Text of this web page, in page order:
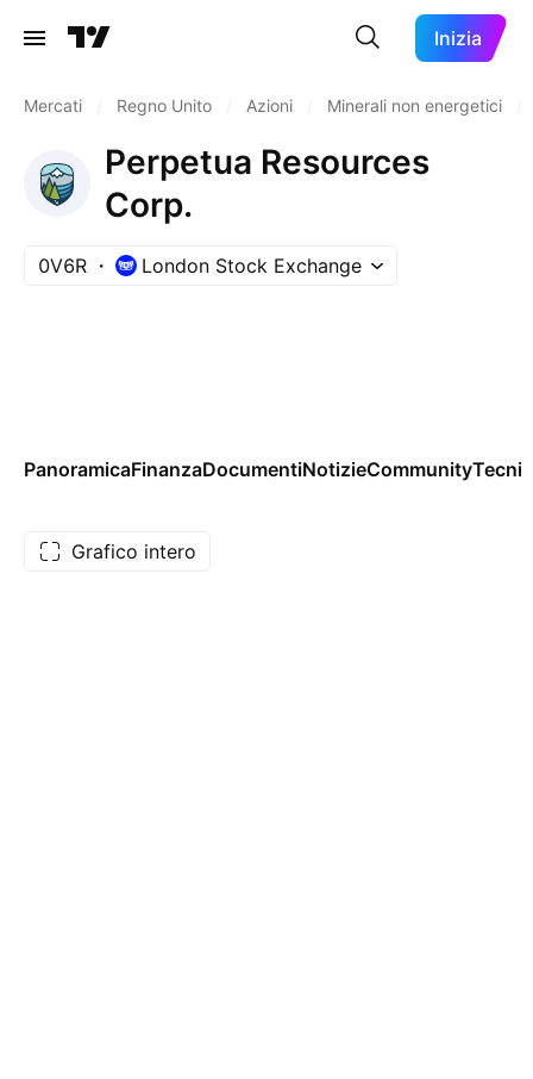
Inizia
Mercati Regno Unito Azioni Minerali non energetici
Perpetua Resources
Corp.
0V6R London Stock Exchange
PanoramicaFinanzaDocumentiNotizieCommunity
Grafico intero